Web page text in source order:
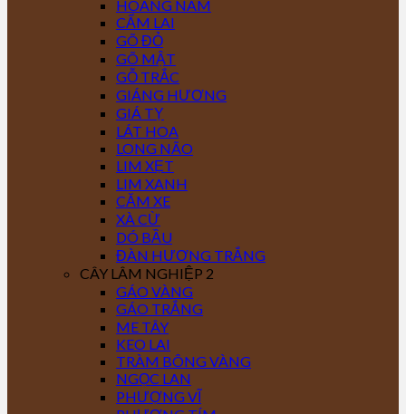
HOÀNG NAM
CẨM LAI
GÕ ĐỎ
GÕ MẬT
GỖ TRẮC
GIÁNG HƯƠNG
GIÁ TỴ
LÁT HOA
LONG NÃO
LIM XẸT
LIM XANH
CĂM XE
XÀ CỪ
DÓ BẦU
ĐÀN HƯƠNG TRẮNG
CÂY LÂM NGHIỆP 2
GÁO VÀNG
GÁO TRẮNG
ME TÂY
KEO LAI
TRÀM BÔNG VÀNG
NGỌC LAN
PHƯỢNG VĨ